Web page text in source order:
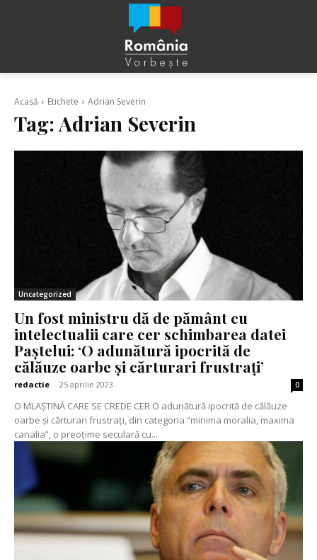
Acasă Etichete Adrian Severin
Tag:Adrian Severin
Uncategorized
Un fost ministru dă de pământ cu
intelectualii care cer schimbarea datei
Paștelui: ‘O adunătură ipocrită de
călăuze oarbe și cărturari frustrați’
redactie - 25 aprilie 2023 0
O MLAȘTINĂ CARE SE CREDE CER O adunătură ipocrită de călăuze
oarbe și cărturari frustrați, din categoria “minima moralia, maxima
canalia”, o preoțime seculară cu...